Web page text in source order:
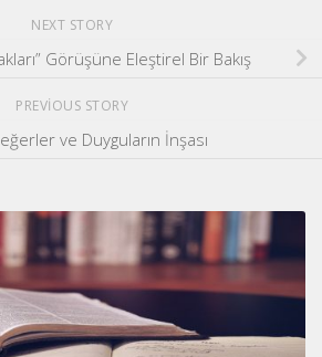
NEXT STORY
Görüşüne Eleştirel Bir Bakış
PREVIOUS STORY
ve Duyguların İnşası